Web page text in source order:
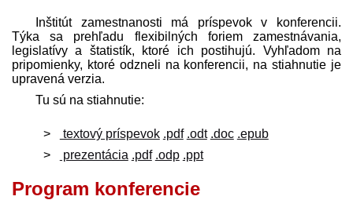
Inštitút zamestnanosti má príspevok v konferencii.
Týka sa prehľadu flexibilných foriem zamestnávania,
legislatívy a štatistík, ktoré ich postihujú. Vyhľadom na
pripomienky, ktoré odzneli na konferencii, na stiahnutie je
upravená verzia.
Tu sú na stiahnutie:
textový príspevok .pdf .odt .doc .epub
prezentácia .pdf .odp .ppt
Program konferencie